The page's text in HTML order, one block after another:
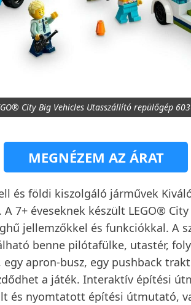
City Big Vehicles Utasszállító repülőgép
MEGNÉZEM AZ ÁRAT
és földi kiszolgáló járművek
7+ éveseknek készült LEGO®
jellemzőkkel és funkciókkal. A
benne pilótafülke, utastér,
apron-busz, egy pushback
a játék. Interaktív építési
és nyomtatott építési útmutató,